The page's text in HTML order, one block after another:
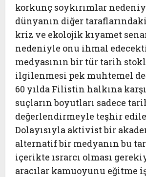
korkunç soykırımlar
dünyanın diğer
kriz ve ekolojik kıyamet
nedeniyle onu ihmal
medyasının bir tür tarih
ilgilenmesi pek muhtemel
60 yılda Filistin halkına
suçların boyutları sadece
değerlendirmeyle teşhir
Dolayısıyla aktivist bir
alternatif bir medyanın bu
içerikte ısrarcı olması
aracılar kamuoyunu eğitme